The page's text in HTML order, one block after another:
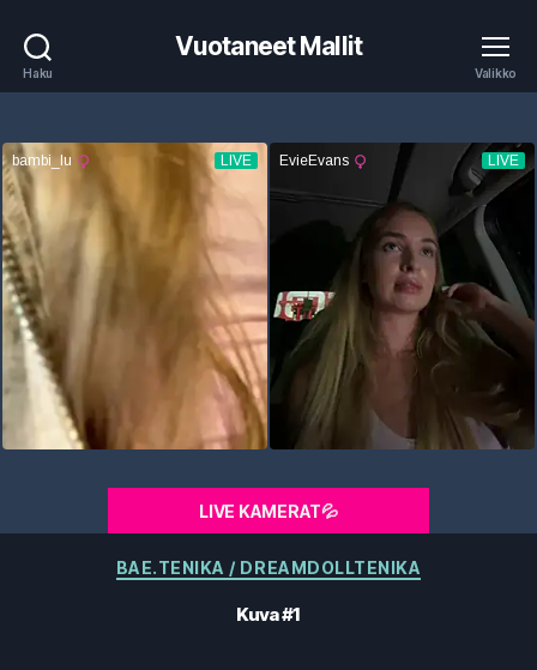
Haku
Vuotaneet Mallit
Valikko
LIVE KAMERAT💦
Kategoriat
BAE.TENIKA / DREAMDOLLTENIKA
Kuva #1